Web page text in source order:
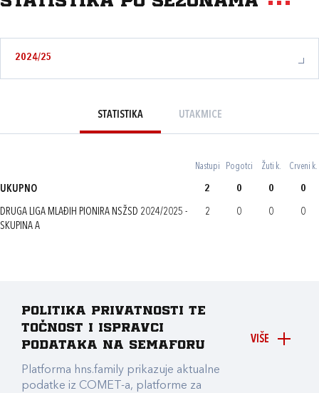
2024/25
STATISTIKA UTAKMICE
Nastupi Pogotci Žuti k. Crveni k.
UKUPNO 2 0 0 0
DRUGA LIGA MLAĐIH PIONIRA NSŽSD 2024/2025 -
SKUPINA A
2 0 0 0
VIŠE
Politika privatnosti te
točnost i ispravci
podataka na Semaforu
Platforma hns.family prikazuje aktualne
podatke iz COMET-a, platforme za